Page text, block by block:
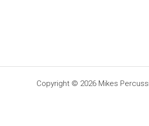
Copyright © 2026 Mikes